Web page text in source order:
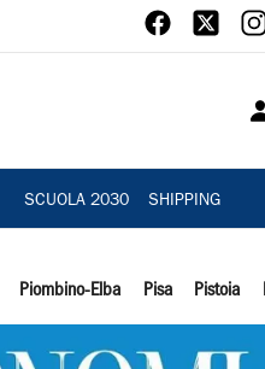
SCUOLA 2030 SHIPPING
Piombino-Elba Pisa Pistoia